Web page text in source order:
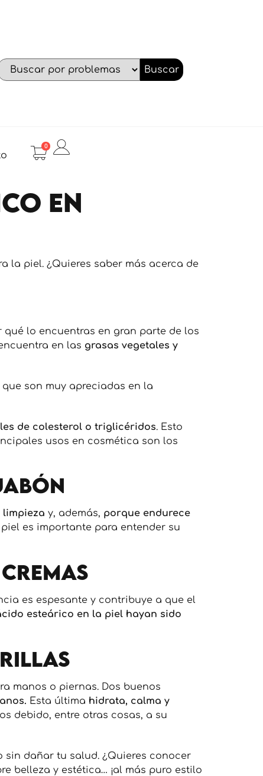
Buscar
0
en
la piel. ¿Quieres saber más acerca de
lo encuentras en gran parte de los
en las grasas vegetales y
son muy apreciadas en la
de colesterol o triglicéridos. Esto
usos en cosmética son los
y, además, porque endurece
es importante para entender su
es espesante y contribuye a que el
esteárico en la piel hayan sido
manos o piernas. Dos buenos
Esta última hidrata, calma y
debido, entre otras cosas, a su
sin dañar tu salud. ¿Quieres conocer
belleza y estética… ¡al más puro estilo